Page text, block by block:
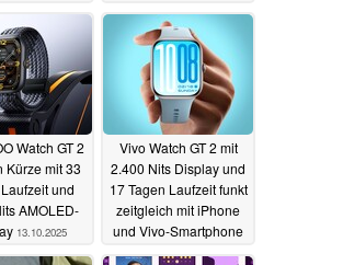
Watch GT 2
Kürze mit 33
und
AMOLED-
13.10.2025
Vivo Watch GT 2 mit
2.400 Nits Display und
17 Tagen Laufzeit funkt
zeitgleich mit iPhone
und Vivo-Smartphone
13.10.2025